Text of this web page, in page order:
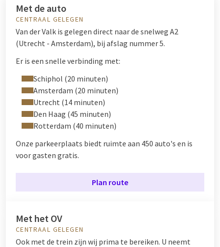
Met de auto
CENTRAAL GELEGEN
Van der Valk is gelegen direct naar de snelweg A2
(Utrecht - Amsterdam), bij afslag nummer 5.
Er is een snelle verbinding met:
Schiphol (20 minuten)
Amsterdam (20 minuten)
Utrecht (14 minuten)
Den Haag (45 minuten)
Rotterdam (40 minuten)
Onze parkeerplaats biedt ruimte aan 450 auto's en is
voor gasten gratis.
Plan route
Met het OV
CENTRAAL GELEGEN
Ook met de trein zijn wij prima te bereiken. U neemt